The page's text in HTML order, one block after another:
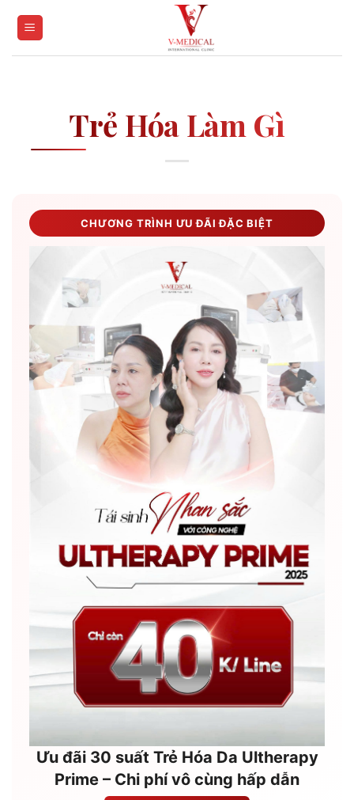
Trẻ Hóa Làm Gì
CHƯƠNG TRÌNH ƯU ĐÃI ĐẶC BIỆT
Ưu đãi 30 suất Trẻ Hóa Da Ultherapy
Prime – Chi phí vô cùng hấp dẫn